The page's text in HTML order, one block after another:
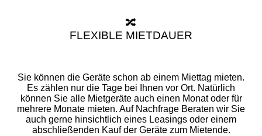
🔀
FLEXIBLE MIETDAUER
Sie können die Geräte schon ab einem Miettag mieten.
Es zählen nur die Tage bei Ihnen vor Ort. Natürlich
können Sie alle Mietgeräte auch einen Monat oder für
mehrere Monate mieten. Auf Nachfrage Beraten wir Sie
auch gerne hinsichtlich eines Leasings oder einem
abschließenden Kauf der Geräte zum Mietende.